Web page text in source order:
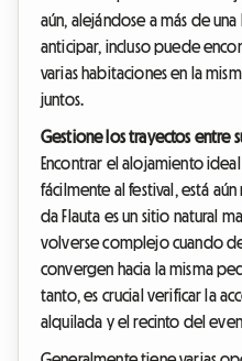
aún, alejándose a más de
anticipar, incluso puede
varias habitaciones en la
juntos.
Gestione los trayectos entre
Encontrar el alojamiento
fácilmente al festival, está
da Flauta es un sitio natural
volverse complejo cuando
convergen hacia la misma
tanto, es crucial verificar la
alquilada y el recinto del